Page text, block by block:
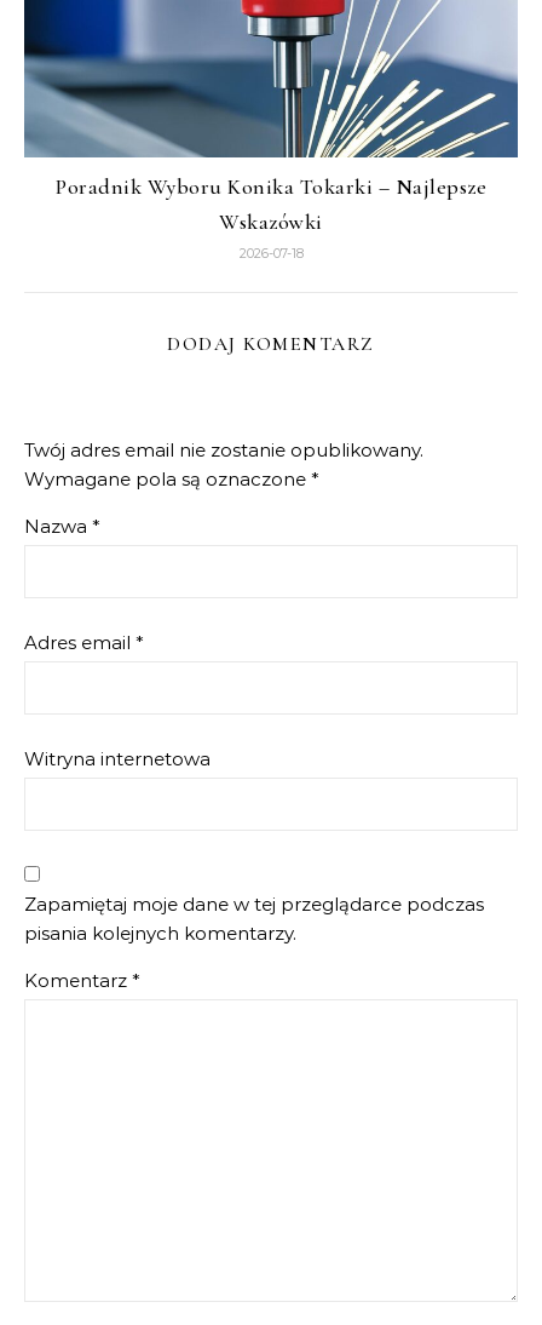
Poradnik Wyboru Konika Tokarki – Najlepsze
Wskazówki
2026-07-18
DODAJ KOMENTARZ
Twój adres email nie zostanie opublikowany.
Wymagane pola są oznaczone *
Nazwa *
Adres email *
Witryna internetowa
Zapamiętaj moje dane w tej przeglądarce podczas
pisania kolejnych komentarzy.
Komentarz *